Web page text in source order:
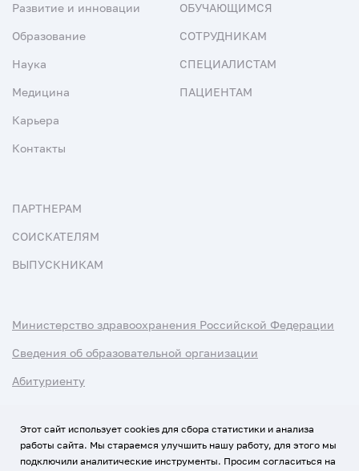
Развитие и инновации
Образование
Наука
Медицина
Карьера
Контакты
ОБУЧАЮЩИМСЯ
СОТРУДНИКАМ
СПЕЦИАЛИСТАМ
ПАЦИЕНТАМ
ПАРТНЕРАМ
СОИСКАТЕЛЯМ
ВЫПУСКНИКАМ
Министерство здравоохранения Российской Федерации
Сведения об образовательной организации
Абитуриенту
Этот сайт использует cookies для сбора статистики и анализа
работы сайта. Мы стараемся улучшить нашу работу, для этого мы
подключили аналитические инструменты. Просим согласиться на